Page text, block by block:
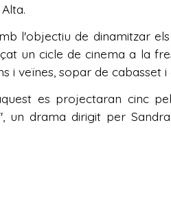
l'objectiu de dinamitzar
un cicle de cinema a la
i veïnes, sopar de cabasset
es projectaran cinc
un drama dirigit per